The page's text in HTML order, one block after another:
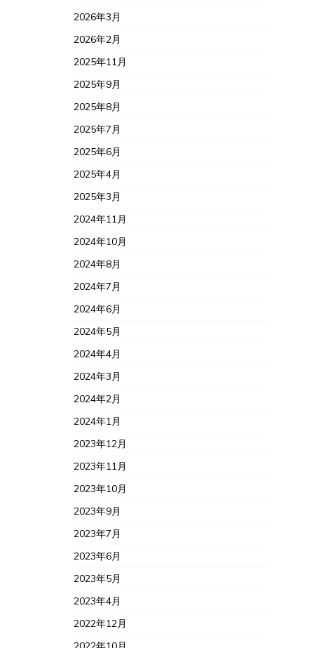
2026年3月
2026年2月
2025年11月
2025年9月
2025年8月
2025年7月
2025年6月
2025年4月
2025年3月
2024年11月
2024年10月
2024年8月
2024年7月
2024年6月
2024年5月
2024年4月
2024年3月
2024年2月
2024年1月
2023年12月
2023年11月
2023年10月
2023年9月
2023年7月
2023年6月
2023年5月
2023年4月
2022年12月